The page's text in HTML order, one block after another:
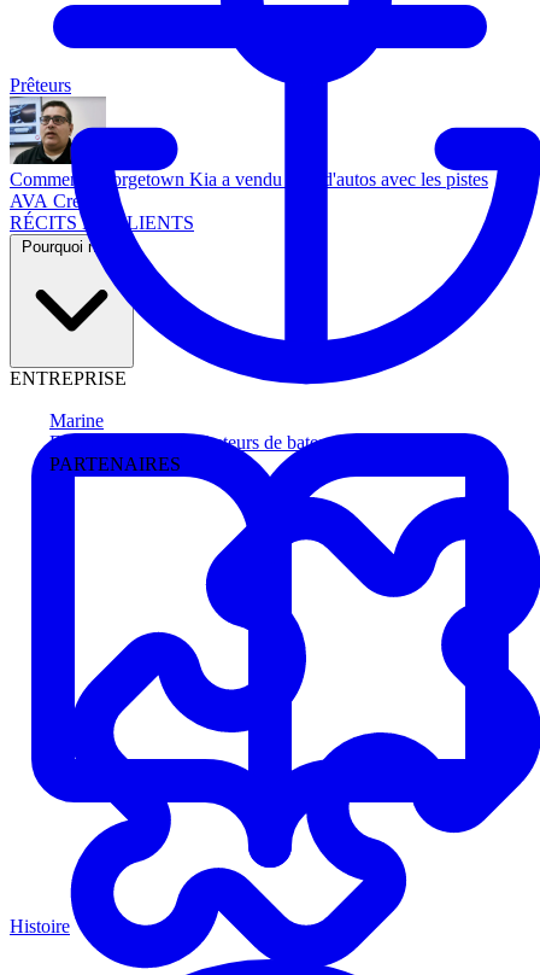
Marine
Faites avancer les acheteurs de bateau
PARTENAIRES
Prêteurs
Comment Georgetown Kia a vendu plus d'autos avec les pistes
AVA Credit
RÉCITS DE CLIENTS
Pourquoi nous
ENTREPRISE
Histoire